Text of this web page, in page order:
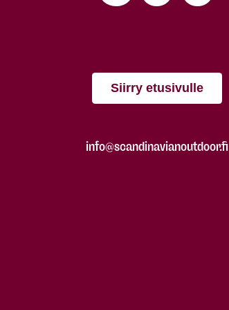
Siirry etusivulle
info@scandinavianoutdoor.fi